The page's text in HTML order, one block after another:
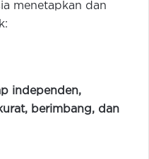
menetapkan dan
independen,
berimbang, dan